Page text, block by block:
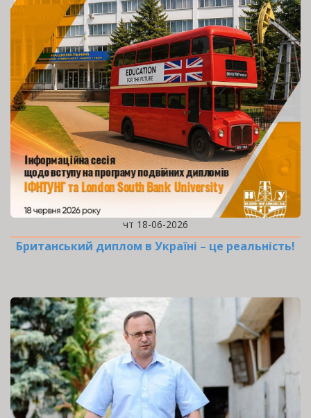
чт 18-06-2026
Британський диплом в Україні – це реальність!